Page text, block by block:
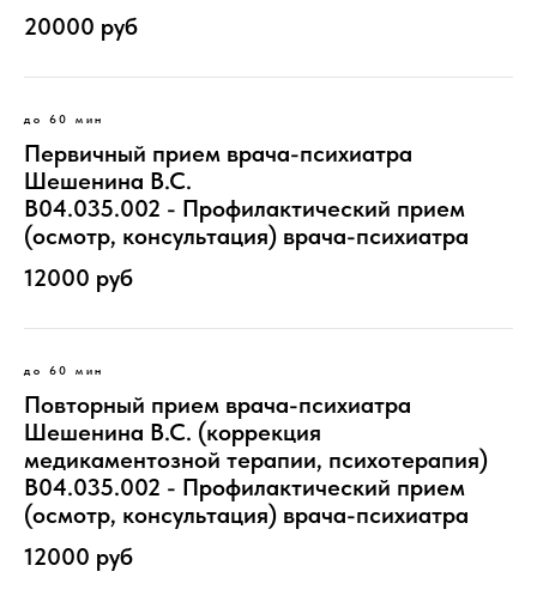
20000 руб
до 60 мин
Первичный прием врача-психиатра
Шешенина В.С.
B04.035.002 - Профилактический прием
(осмотр, консультация) врача-психиатра
12000 руб
до 60 мин
Повторный прием врача-психиатра
Шешенина В.С. (коррекция
медикаментозной терапии, психотерапия)
B04.035.002 - Профилактический прием
(осмотр, консультация) врача-психиатра
12000 руб